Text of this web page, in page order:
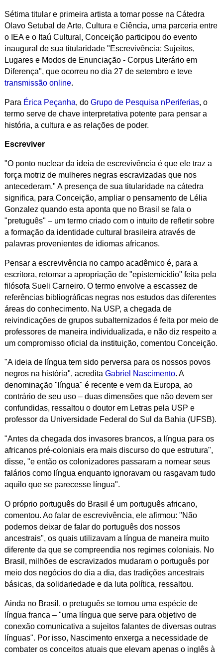
Sétima titular e primeira artista a tomar posse na Cátedra
Olavo Setubal de Arte, Cultura e Ciência, uma parceria entre
o IEA e o Itaú Cultural, Conceição participou do evento
inaugural de sua titularidade "Escrevivência: Sujeitos,
Lugares e Modos de Enunciação - Corpus Literário em
Diferença", que ocorreu no dia 27 de setembro e teve
transmissão online.
Para Érica Peçanha, do Grupo de Pesquisa nPeriferias, o
termo serve de chave interpretativa potente para pensar a
história, a cultura e as relações de poder.
Escreviver
"O ponto nuclear da ideia de escrevivência é que ele traz a
força motriz de mulheres negras escravizadas que nos
antecederam." A presença de sua titularidade na cátedra
significa, para Conceição, ampliar o pensamento de Lélia
Gonzalez quando esta aponta que no Brasil se fala o
"pretuguês" – um termo criado com o intuito de refletir sobre
a formação da identidade cultural brasileira através de
palavras provenientes de idiomas africanos.
Pensar a escrevivência no campo acadêmico é, para a
escritora, retomar a apropriação de "epistemicídio" feita pela
filósofa Sueli Carneiro. O termo envolve a escassez de
referências bibliográficas negras nos estudos das diferentes
áreas do conhecimento. Na USP, a chegada de
reivindicações de grupos subalternizados é feita por meio de
professores de maneira individualizada, e não diz respeito a
um compromisso oficial da instituição, comentou Conceição.
"A ideia de língua tem sido perversa para os nossos povos
negros na história", acredita Gabriel Nascimento. A
denominação "língua" é recente e vem da Europa, ao
contrário de seu uso – duas dimensões que não devem ser
confundidas, ressaltou o doutor em Letras pela USP e
professor da Universidade Federal do Sul da Bahia (UFSB).
"Antes da chegada dos invasores brancos, a língua para os
africanos pré-coloniais era mais discurso do que estrutura",
disse, "e então os colonizadores passaram a nomear seus
falários como língua enquanto ignoravam ou rasgavam tudo
aquilo que se parecesse língua".
O próprio português do Brasil é um português africano,
comentou. Ao falar de escrevivência, ele afirmou: "Não
podemos deixar de falar do português dos nossos
ancestrais", os quais utilizavam a língua de maneira muito
diferente da que se compreendia nos regimes coloniais. No
Brasil, milhões de escravizados mudaram o português por
meio dos negócios do dia a dia, das tradições ancestrais
básicas, da solidariedade e da luta política, ressaltou.
Ainda no Brasil, o pretuguês se tornou uma espécie de
língua franca – "uma língua que serve para objetivo de
conexão comunicativa a sujeitos falantes de diversas outras
línguas". Por isso, Nascimento enxerga a necessidade de
combater os conceitos atuais que elevam apenas o inglês à